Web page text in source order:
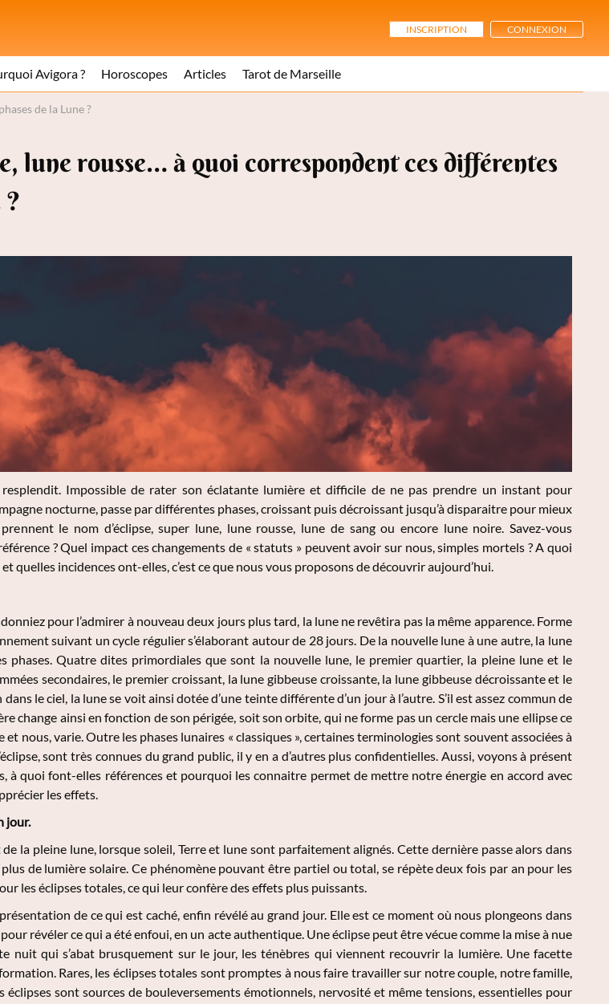
INSCRIPTION CONNEXION
Avigora ? Horoscopes Articles Tarot de Marseille
de la Lune ?
lune rousse… à quoi correspondent ces différentes
?
Impossible de rater son éclatante lumière et difficile de ne pas prendre un instant pour
nocturne, passe par différentes phases, croissant puis décroissant jusqu’à disparaitre pour mieux
le nom d’éclipse, super lune, lune rousse, lune de sang ou encore lune noire. Savez-vous
? Quel impact ces changements de « statuts » peuvent avoir sur nous, simples mortels ? A quoi
quelles incidences ont-elles, c’est ce que nous vous proposons de découvrir aujourd’hui.
pour l’admirer à nouveau deux jours plus tard, la lune ne revêtira pas la même apparence. Forme
suivant un cycle régulier s’élaborant autour de 28 jours. De la nouvelle lune à une autre, la lune
phases. Quatre dites primordiales que sont la nouvelle lune, le premier quartier, la pleine lune et le
secondaires, le premier croissant, la lune gibbeuse croissante, la lune gibbeuse décroissante et le
le ciel, la lune se voit ainsi dotée d’une teinte différente d’un jour à l’autre. S’il est assez commun de
change ainsi en fonction de son périgée, soit son orbite, qui ne forme pas un cercle mais une ellipse ce
nous, varie. Outre les phases lunaires « classiques », certaines terminologies sont souvent associées à
sont très connues du grand public, il y en a d’autres plus confidentielles. Aussi, voyons à présent
à quoi font-elles références et pourquoi les connaitre permet de mettre notre énergie en accord avec
les effets.
jour.
la pleine lune, lorsque soleil, Terre et lune sont parfaitement alignés. Cette dernière passe alors dans
de lumière solaire. Ce phénomène pouvant être partiel ou total, se répète deux fois par an pour les
les éclipses totales, ce qui leur confère des effets plus puissants.
de ce qui est caché, enfin révélé au grand jour. Elle est ce moment où nous plongeons dans
révéler ce qui a été enfoui, en un acte authentique. Une éclipse peut être vécue comme la mise à nue
nuit qui s’abat brusquement sur le jour, les ténèbres qui viennent recouvrir la lumière. Une facette
Rares, les éclipses totales sont promptes à nous faire travailler sur notre couple, notre famille,
éclipses sont sources de bouleversements émotionnels, nervosité et même tensions, essentielles pour